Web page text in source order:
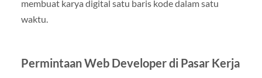
membuat karya digital satu baris kode dalam satu
waktu.
Permintaan Web Developer di Pasar Kerja